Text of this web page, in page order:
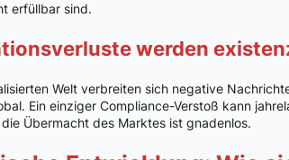
erfüllbar sind.
werden
Welt verbreiten sich negative
Ein einziger Compliance-Verstoß kann
Übermacht des Marktes ist gnadenlos.